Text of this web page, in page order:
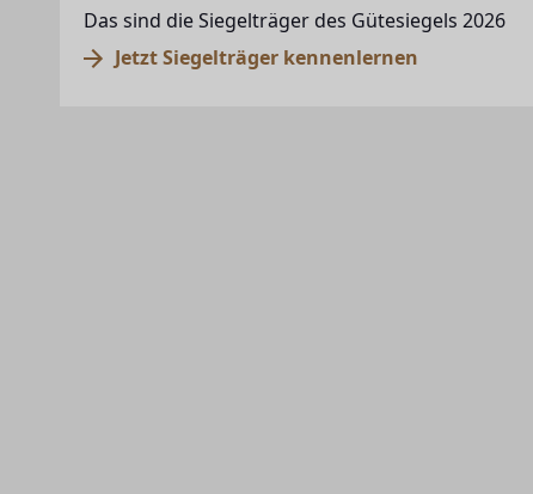
Das sind die Siegelträger des Gütesiegels 2026
Jetzt Siegelträger kennenlernen